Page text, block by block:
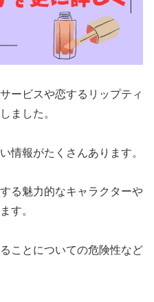
ービスや恋するリップティ
ました。
情報がたくさんあります。
る魅力的なキャラクターや
す。
ことについての危険性など